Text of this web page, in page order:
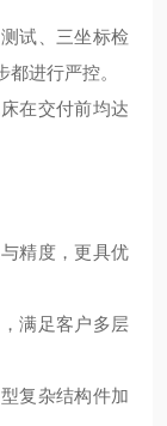
试、三坐标检
进行严控。
在交付前均达
精度，更具优
满足客户多层
复杂结构件加